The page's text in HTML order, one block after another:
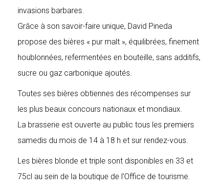
invasions barbares.
Grâce à son savoir-faire unique, David Pineda
propose des bières « pur malt », équilibrées, finement
houblonnées, refermentées en bouteille, sans additifs,
sucre ou gaz carbonique ajoutés.
Toutes ses bières obtiennes des récompenses sur
les plus beaux concours nationaux et mondiaux.
La brasserie est ouverte au public tous les premiers
samedis du mois de 14 à 18 h et sur rendez-vous.
Les bières blonde et triple sont disponibles en 33 et
75cl au sein de la boutique de l’Office de tourisme.